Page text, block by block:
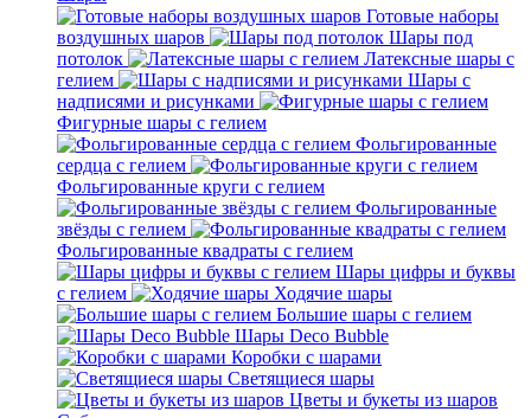
Готовые наборы
воздушных шаров
Шары под
потолок
Латексные шары с
гелием
Шары с
надписями и рисунками
Фигурные шары с гелием
Фольгированные
сердца с гелием
Фольгированные круги с гелием
Фольгированные
звёзды с гелием
Фольгированные квадраты с гелием
Шары цифры и буквы
с гелием
Ходячие шары
Большие шары с гелием
Шары Deco Bubble
Коробки с шарами
Светящиеся шары
Цветы и букеты из шаров